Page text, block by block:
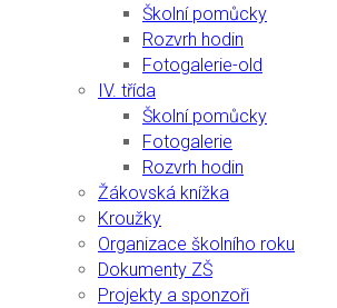
Školní pomůcky
Rozvrh hodin
Fotogalerie-old
IV. třída
Školní pomůcky
Fotogalerie
Rozvrh hodin
Žákovská knížka
Kroužky
Organizace školního roku
Dokumenty ZŠ
Projekty a sponzoři